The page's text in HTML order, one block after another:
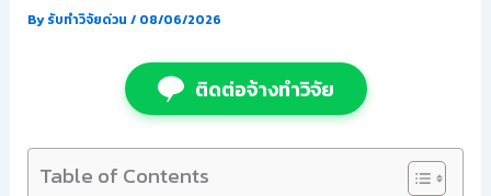
Byรับทำวิจัยด่วน / 08/06/2026
ติดต่อจ้างทำวิจัย
Table of Contents